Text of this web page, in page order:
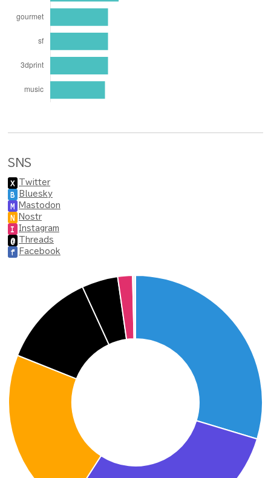
SNS
X Twitter
B Bluesky
M Mastodon
N Nostr
I Instagram
@ Threads
f Facebook